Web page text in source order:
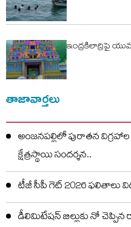
ఇంద్రకిలాద్రిపై
తాజావార్తలు
అంజనపల్లిలో పురాతన
క్షేత్రస్థాయి సందర్శన..
టీజీ సీపీ గెట్ 2026 ఫలితాలు
డీలిమిటేషన్ బిల్లుకు నో చెప్పిన